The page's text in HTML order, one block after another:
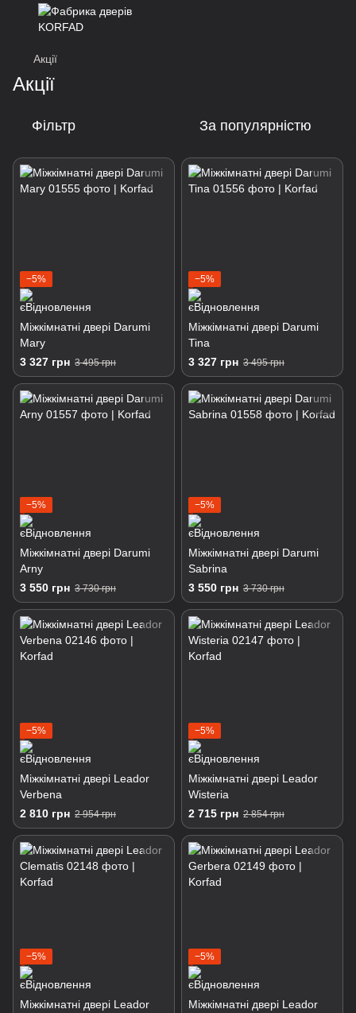
Акції
Акції
Фільтр За популярністю
−5%
Міжкімнатні двері Darumi
Mary
3 327 грн 3 495 грн
−5%
Міжкімнатні двері Darumi
Tina
3 327 грн 3 495 грн
−5%
Міжкімнатні двері Darumi
Arny
3 550 грн 3 730 грн
−5%
Міжкімнатні двері Darumi
Sabrina
3 550 грн 3 730 грн
−5%
Міжкімнатні двері Leador
Verbena
2 810 грн 2 954 грн
−5%
Міжкімнатні двері Leador
Wisteria
2 715 грн 2 854 грн
−5%
Міжкімнатні двері Leador
−5%
Міжкімнатні двері Leador